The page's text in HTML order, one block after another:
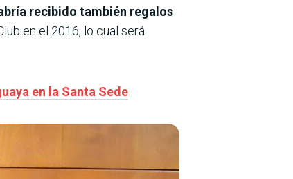
recibido también regalos
en el 2016, lo cual será
en la Santa Sede